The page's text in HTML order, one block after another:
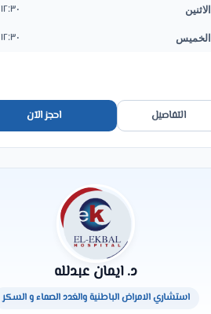
الاثنين
١٢:٣٠ ظهرًا
الخميس ١٢:٣٠ ظهرًا
التفاصيل احجز الآن
د. ايمان عبدلله
استشاري الامراض الباطنية والغدد الصماء و السكر